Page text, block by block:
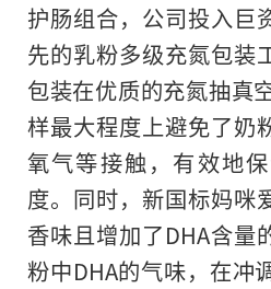
护肠组合，公司投入巨
先的乳粉多级充氮包装
包装在优质的充氮抽真
样最大程度上避免了奶
氧气等接触，有效地
度。同时，新国标妈咪
香味且增加了DHA含量
粉中DHA的气味，在冲